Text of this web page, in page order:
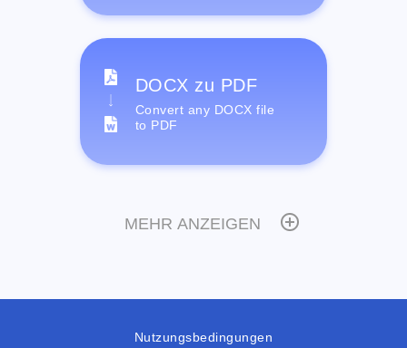
DOCX zu PDF
Convert any DOCX file
to PDF
MEHR ANZEIGEN
Nutzungsbedingungen